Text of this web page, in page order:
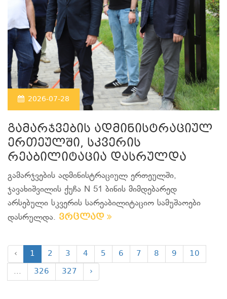
2026-07-28
გამარჯვების ადმინისტრაციულ
ერთეულში, სკვერის
რეაბილიტაცია დასრულდა
გამარჯვების ადმინისტრაციულ ერთეულში,
ჯავახიშვილის ქუჩა N 51 ბინის მიმდებარედ
არსებული სკვერის სარეაბილიტაციო სამუშაოები
დასრულდა. ვრცლად
‹ 1 2 3 4 5 6 7 8 9
10
...
326 327 ›